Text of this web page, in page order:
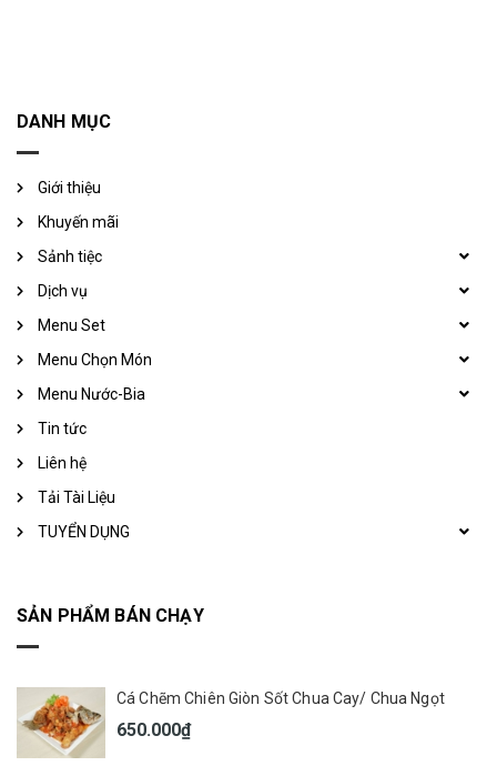
DANH MỤC
Giới thiệu
Khuyến mãi
Sảnh tiệc
Dịch vụ
Menu Set
Menu Chọn Món
Menu Nước-Bia
Tin tức
Liên hệ
Tải Tài Liệu
TUYỂN DỤNG
SẢN PHẨM BÁN CHẠY
Cá Chẽm Chiên Giòn Sốt Chua Cay/ Chua Ngọt
650.000₫